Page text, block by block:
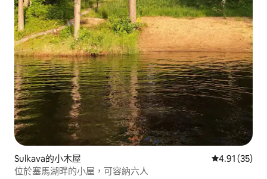
Sulkava的小木屋 從 35 則評價
4.91 (35)
位於塞馬湖畔的小屋，可容納六人